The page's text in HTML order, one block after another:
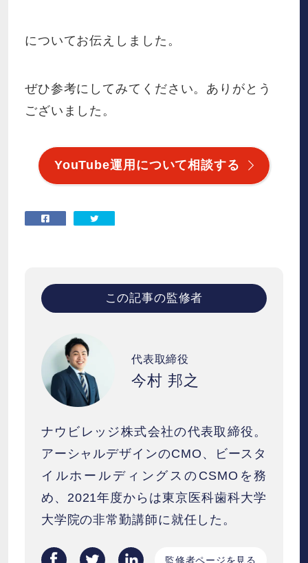
についてお伝えしました。
ぜひ参考にしてみてください。ありがとう
ございました。
YouTube運用について相談する
この記事の監修者
代表取締役
今村 邦之
ナウビレッジ株式会社の代表取締役。
アーシャルデザインのCMO、ビースタ
イルホールディングスのCSMOを務
め、2021年度からは東京医科歯科大学
大学院の非常勤講師に就任した。
監修者ページを見る